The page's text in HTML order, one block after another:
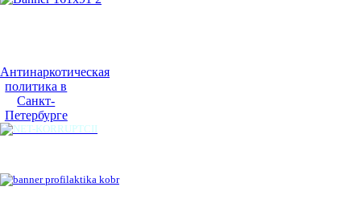
Антинаркотическая
политика в
Санкт-
Петербурге